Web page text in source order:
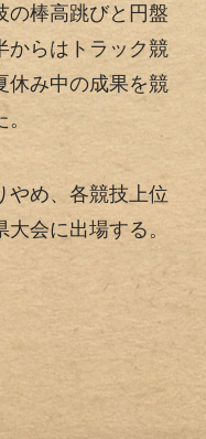
の棒高跳びと円盤
からはトラック競
休み中の成果を競
め、各競技上位
会に出場する。